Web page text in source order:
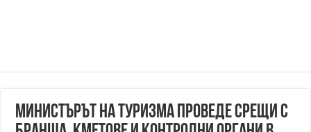
Министърът на туризма проведе срещи с